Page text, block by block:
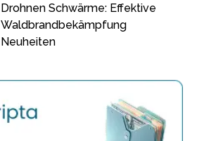
Drohnen Schwärme: Effektive
Waldbrandbekämpfung
Neuheiten